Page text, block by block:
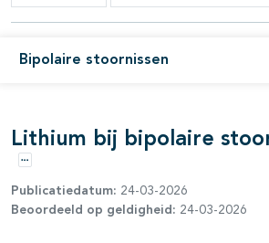
Bipolaire stoornissen
open- en dichtklappen
open- en dichtklappen
Lithium bij bipolaire
Opties
Publicatiedatum: 24-03-2026
Beoordeeld op geldigheid: 24-03-2026